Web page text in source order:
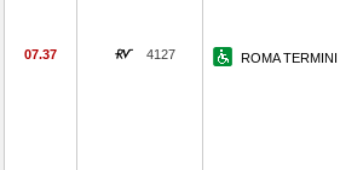
07.37 4127 ROMA TERMINI